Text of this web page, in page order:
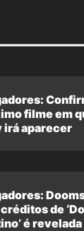
filme em
irá aparecer
de
é revelada